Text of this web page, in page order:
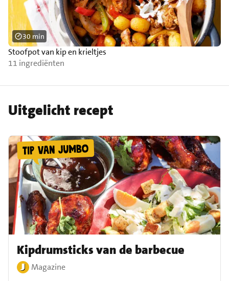
Stoofpot van kip en krieltjes
11 ingrediënten
30 min
Uitgelicht recept
Kipdrumsticks van de barbecue
Magazine